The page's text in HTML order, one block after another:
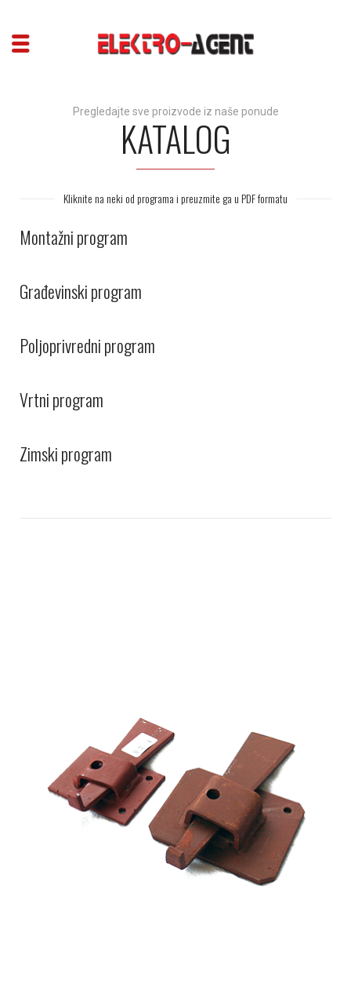
Pregledajte sve proizvode iz naše ponude
KATALOG
Kliknite na neki od programa i preuzmite ga u PDF formatu
Montažni program
Građevinski program
Poljoprivredni program
Vrtni program
Zimski program